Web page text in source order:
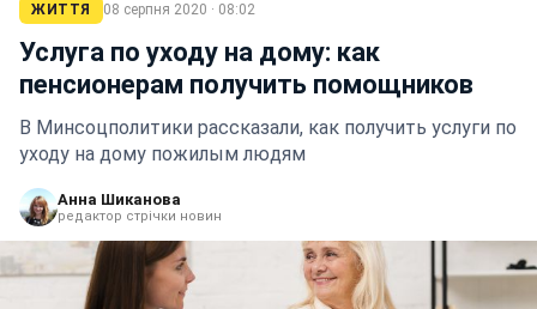
ЖИТТЯ 08 серпня 2020 · 08:02
Услуга по уходу на дому: как
пенсионерам получить помощников
В Минсоцполитики рассказали, как получить услуги по
уходу на дому пожилым людям
Анна Шиканова
редактор стрічки новин